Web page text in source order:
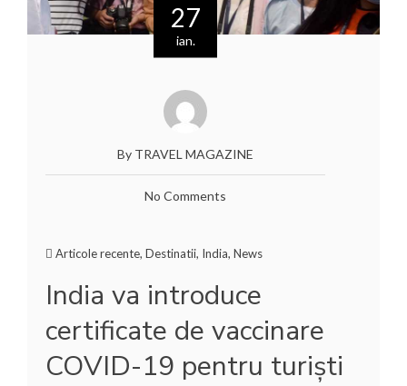
27
ian.
By TRAVEL MAGAZINE
No Comments
Articole recente, Destinatii, India, News
India va introduce
certificate de vaccinare
COVID-19 pentru turiști